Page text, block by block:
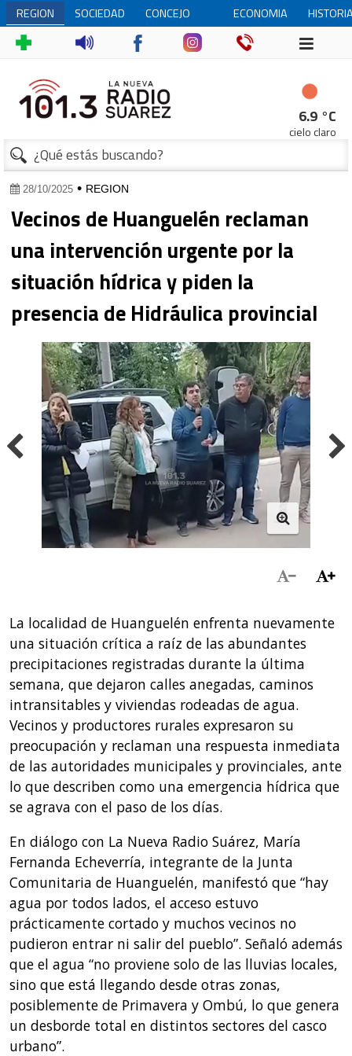
REGION SOCIEDAD
CONCEJO
DELIBERANTE
ECONOMIA
6.9 °C
cielo claro
28/10/2025• REGION
Vecinos de Huanguelén reclaman
una intervención urgente por la
situación hídrica y piden la
presencia de Hidráulica provincial
1
La localidad de Huanguelén enfrenta nuevamente
una situación crítica a raíz de las abundantes
precipitaciones registradas durante la última
semana, que dejaron calles anegadas, caminos
intransitables y viviendas rodeadas de agua.
Vecinos y productores rurales expresaron su
preocupación y reclaman una respuesta inmediata
de las autoridades municipales y provinciales, ante
lo que describen como una emergencia hídrica que
se agrava con el paso de los días.
En diálogo con La Nueva Radio Suárez, María
Fernanda Echeverría, integrante de la Junta
Comunitaria de Huanguelén, manifestó que “hay
agua por todos lados, el acceso estuvo
prácticamente cortado y muchos vecinos no
pudieron entrar ni salir del pueblo”. Señaló además
que el agua “no proviene solo de las lluvias locales,
sino que está llegando desde otras zonas,
posiblemente de Primavera y Ombú, lo que genera
un desborde total en distintos sectores del casco
urbano”.